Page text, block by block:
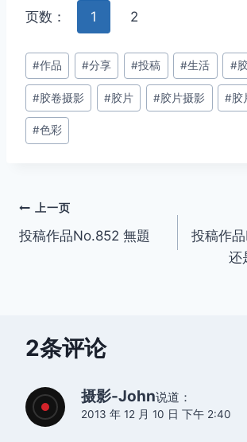
页数： 1 2
文
章
标
签：
#作品 #分享 #投稿 #生活 #
#胶卷摄影 #胶片 #胶片摄影 #胶
#色彩
文
章
上一页
投稿作品No.852 無題
投稿作
还
2条评论
摄影-John说道：
2013 年 12 月 10 日 下午 2:40